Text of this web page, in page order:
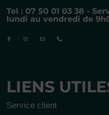
Tel : 07 50 01 03 38 -
lundi au vendredi de
LIENS
Service client